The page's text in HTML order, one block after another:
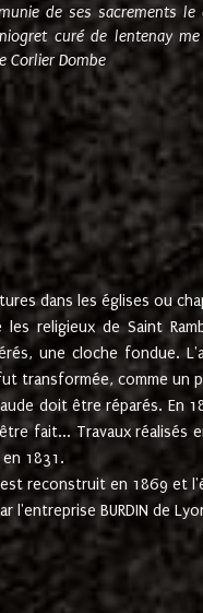
de ses sacrements
curé de lentenay
Corlier Dombe
dans les églises ou
religieux de Saint
une cloche fondue.
transformée, comme un
doit être réparés.
fait... Travaux réalisés
1831.
reconstruit en 1869 et
l'entreprise BURDIN de